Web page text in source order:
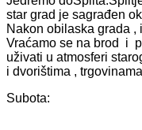
star grad je sagrađen
Nakon obilaska grada
Vraćamo se na brod i
uživati u atmosferi
i dvorištima ,
Subota: